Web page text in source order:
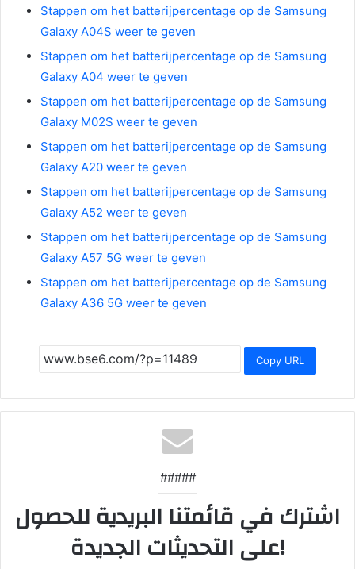
Stappen om het batterijpercentage op de Samsung
Galaxy A04S weer te geven
Stappen om het batterijpercentage op de Samsung
Galaxy A04 weer te geven
Stappen om het batterijpercentage op de Samsung
Galaxy M02S weer te geven
Stappen om het batterijpercentage op de Samsung
Galaxy A20 weer te geven
Stappen om het batterijpercentage op de Samsung
Galaxy A52 weer te geven
Stappen om het batterijpercentage op de Samsung
Galaxy A57 5G weer te geven
Stappen om het batterijpercentage op de Samsung
Galaxy A36 5G weer te geven
Copy URL
#####
اشترك في قائمتنا البريدية للحصول
على التحديثات الجديدة!